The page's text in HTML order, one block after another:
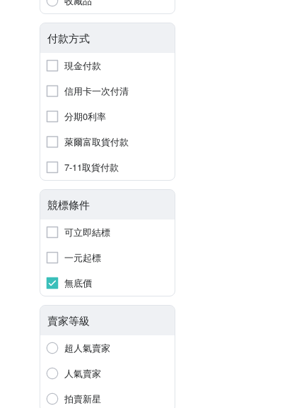
付款方式
現金付款
信用卡一次付清
分期0利率
萊爾富取貨付款
7-11取貨付款
競標條件
可立即結標
一元起標
無底價
賣家等級
超人氣賣家
人氣賣家
拍賣新星